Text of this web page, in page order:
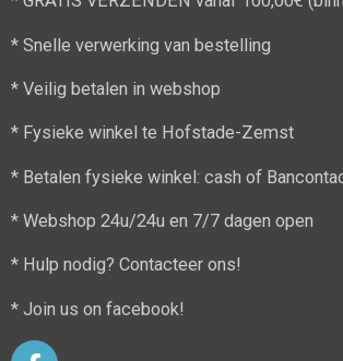
* Snelle verwerking van bestelling
* Veilig betalen in webshop
* Fysieke winkel te Hofstade-Zemst
* Betalen fysieke winkel: cash of
* Webshop 24u/24u en 7/7 dagen open
* Hulp nodig? Contacteer ons!
* Join us on facebook!